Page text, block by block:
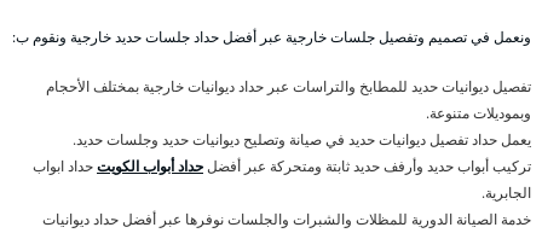
ونعمل في تصميم وتفصيل جلسات خارجية عبر أفضل حداد جلسات حديد خارجية ونقوم ب:
تفصيل ديوانيات حديد للمطابخ والتراسات عبر حداد ديوانيات خارجية بمختلف الأحجام
وبموديلات متنوعة.
يعمل حداد تفصيل ديوانيات حديد في صيانة وتصليح ديوانيات حديد وجلسات حديد.
تركيب أبواب حديد وأرفف حديد ثابتة ومتحركة عبر أفضلحداد أبواب الكويتحداد ابواب
الجابرية.
خدمة الصيانة الدورية للمظلات والشبرات والجلسات نوفرها عبر أفضل حداد ديوانيات